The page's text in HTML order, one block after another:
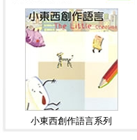
小東西創作語言系列